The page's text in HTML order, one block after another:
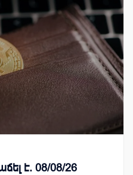
է. 08/08/26